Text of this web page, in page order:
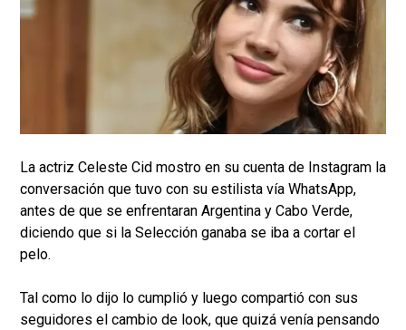
La actriz Celeste Cid mostro en su cuenta de Instagram la
conversación que tuvo con su estilista vía WhatsApp,
antes de que se enfrentaran Argentina y Cabo Verde,
diciendo que si la Selección ganaba se iba a cortar el
pelo.
Tal como lo dijo lo cumplió y luego compartió con sus
seguidores el cambio de look, que quizá venía pensando